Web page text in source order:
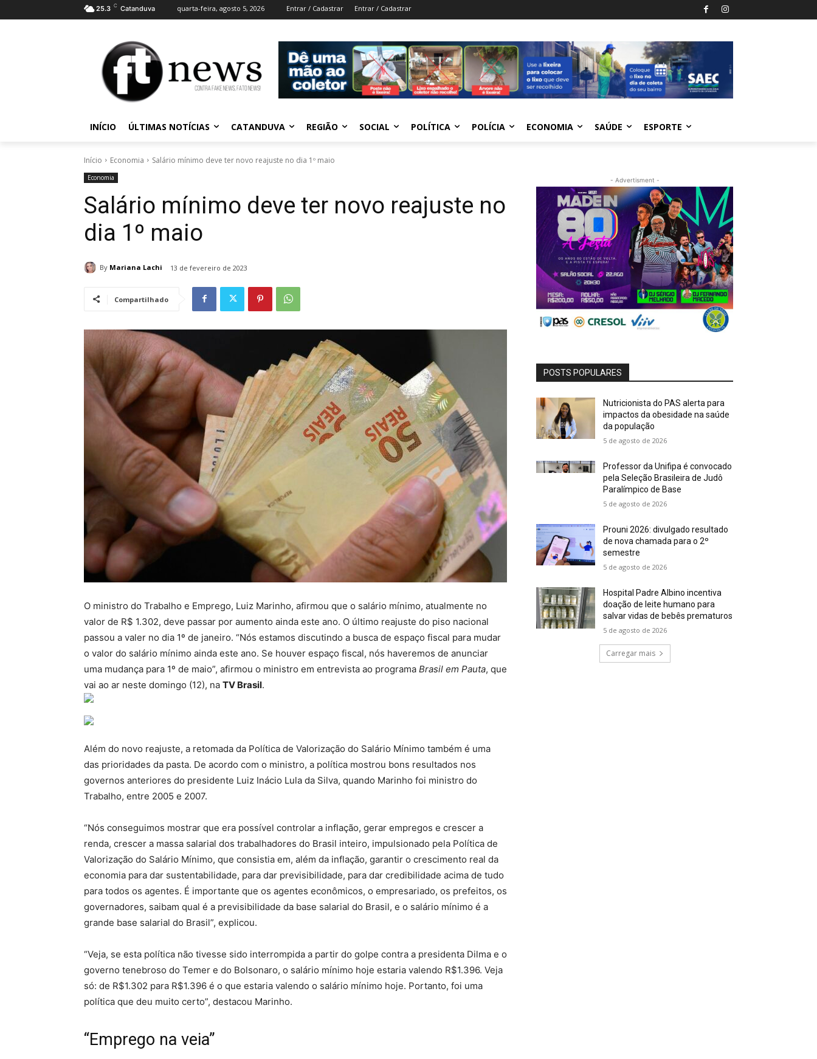
25.3 C Catanduva quarta-feira, agosto 5, 2026 Entrar / Cadastrar Entrar / Cadastrar
INÍCIO ÚLTIMAS NOTÍCIAS CATANDUVA REGIÃO SOCIAL POLÍTICA POLÍCIA ECONOMIA SAÚDE ESPORTE
Início Economia Salário mínimo deve ter novo reajuste no dia 1º maio
Economia
Salário mínimo deve ter novo reajuste no
dia 1º maio
By Mariana Lachi 13 de fevereiro de 2023
Compartilhado
O ministro do Trabalho e Emprego, Luiz Marinho, afirmou que o salário mínimo, atualmente no
valor de R$ 1.302, deve passar por aumento ainda este ano. O último reajuste do piso nacional
passou a valer no dia 1º de janeiro. “Nós estamos discutindo a busca de espaço fiscal para mudar
o valor do salário mínimo ainda este ano. Se houver espaço fiscal, nós haveremos de anunciar
uma mudança para 1º de maio”, afirmou o ministro em entrevista ao programa Brasil em Pauta, que
vai ao ar neste domingo (12), na TV Brasil.
Além do novo reajuste, a retomada da Política de Valorização do Salário Mínimo também é uma
das prioridades da pasta. De acordo com o ministro, a política mostrou bons resultados nos
governos anteriores do presidente Luiz Inácio Lula da Silva, quando Marinho foi ministro do
Trabalho, entre 2005 e 2007.
“Nós conseguimos mostrar que era possível controlar a inflação, gerar empregos e crescer a
renda, crescer a massa salarial dos trabalhadores do Brasil inteiro, impulsionado pela Política de
Valorização do Salário Mínimo, que consistia em, além da inflação, garantir o crescimento real da
economia para dar sustentabilidade, para dar previsibilidade, para dar credibilidade acima de tudo
para todos os agentes. É importante que os agentes econômicos, o empresariado, os prefeitos, os
governadores, saibam qual é a previsibilidade da base salarial do Brasil, e o salário mínimo é a
grande base salarial do Brasil”, explicou.
“Veja, se esta política não tivesse sido interrompida a partir do golpe contra a presidenta Dilma e o
governo tenebroso do Temer e do Bolsonaro, o salário mínimo hoje estaria valendo R$1.396. Veja
só: de R$1.302 para R$1.396 é o que estaria valendo o salário mínimo hoje. Portanto, foi uma
política que deu muito certo”, destacou Marinho.
“Emprego na veia”
- Advertisment -
POSTS POPULARES
Nutricionista do PAS alerta para
impactos da obesidade na saúde
da população
5 de agosto de 2026
Professor da Unifipa é convocado
pela Seleção Brasileira de Judô
Paralímpico de Base
5 de agosto de 2026
Prouni 2026: divulgado resultado
de nova chamada para o 2º
semestre
5 de agosto de 2026
Hospital Padre Albino incentiva
doação de leite humano para
salvar vidas de bebês prematuros
5 de agosto de 2026
Carregar mais